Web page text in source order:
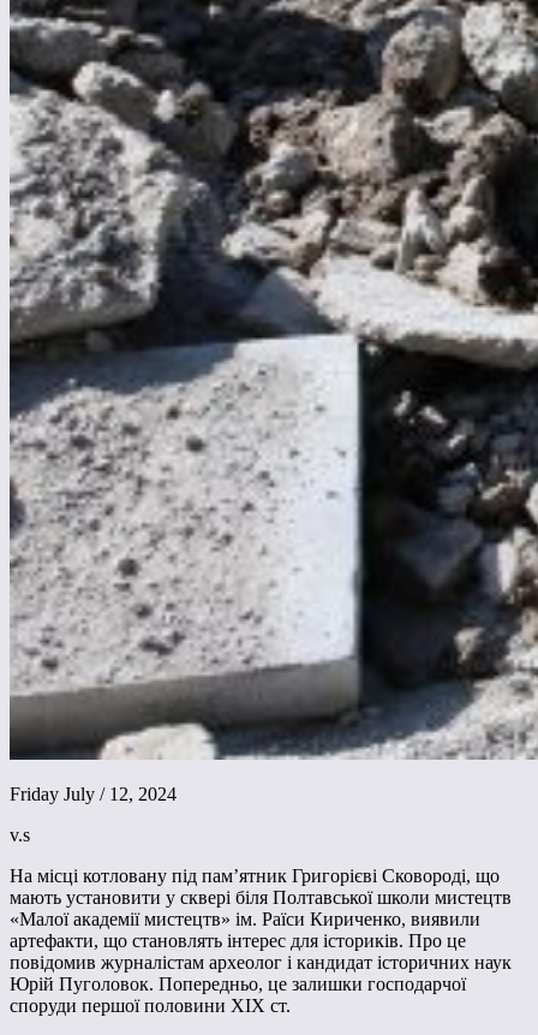
Friday July / 12, 2024
v.s
На місці котловану під пам’ятник Григорієві Сковороді, що
мають установити у сквері біля Полтавської школи мистецтв
«Малої академії мистецтв» ім. Раїси Кириченко, виявили
артефакти, що становлять інтерес для істориків. Про це
повідомив журналістам археолог і кандидат історичних наук
Юрій Пуголовок. Попередньо, це залишки господарчої
споруди першої половини ХІХ ст.